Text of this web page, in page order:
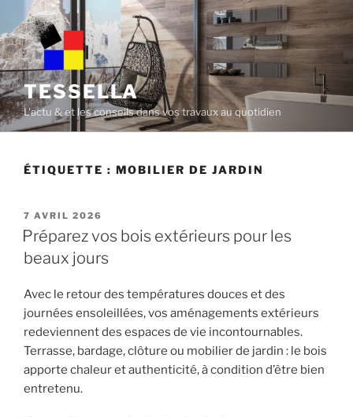
content
TESSELLA
L'actu & et les conseils dans vos travaux au quotidien
ÉTIQUETTE : MOBILIER DE JARDIN
POSTED
ON
7 AVRIL 2026
Préparez vos bois extérieurs pour les
beaux jours
Avec le retour des températures douces et des
journées ensoleillées, vos aménagements extérieurs
redeviennent des espaces de vie incontournables.
Terrasse, bardage, clôture ou mobilier de jardin : le bois
apporte chaleur et authenticité, à condition d’être bien
entretenu.